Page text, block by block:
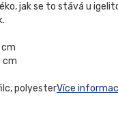
jak se to stává u
cm
cm
polyesterVíce